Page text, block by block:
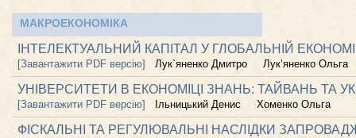
МАКРОЕКОНОМІКА
ІНТЕЛЕКТУАЛЬНИЙ КАПІТАЛ У ГЛОБАЛЬНІЙ
[Завантажити PDF версію] Лук`яненко Дмитро Лук’яненко Ольга
УНІВЕРСИТЕТИ В ЕКОНОМІЦІ ЗНАНЬ: ТАЙВАНЬ ТА
[Завантажити PDF версію] Ільницький Денис Хоменко Ольга
ФІСКАЛЬНІ ТА РЕГУЛЮВАЛЬНІ НАСЛІДКИ